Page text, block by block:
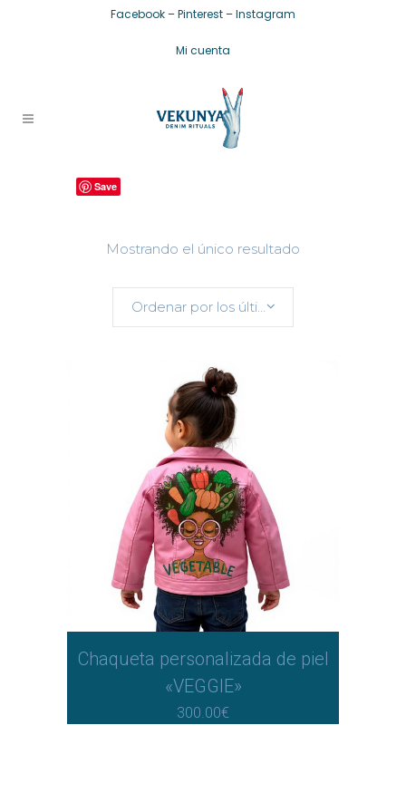
Facebook–Pinterest–Instagram
Mi cuenta
Mostrando el único resultado
Ordenar por los últimos
Save
Chaqueta personalizada de piel
«VEGGIE»
300.00€